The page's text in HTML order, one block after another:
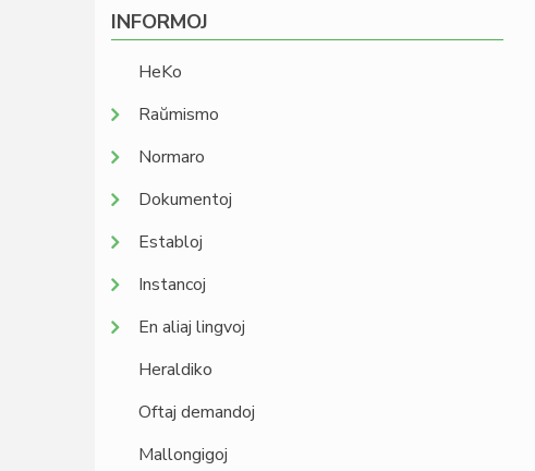
INFORMOJ
HeKo
Raŭmismo
Normaro
Dokumentoj
Establoj
Instancoj
En aliaj lingvoj
Heraldiko
Oftaj demandoj
Mallongigoj